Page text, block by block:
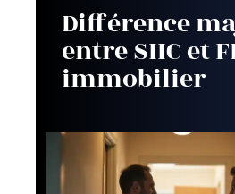
Différence
entre SIIC et
immobilier